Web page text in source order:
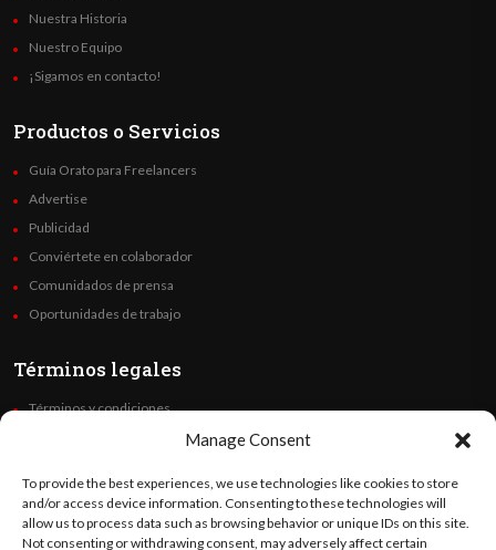
Manage Consent
To provide the best experiences, we use technologies like cookies to store
and/or access device information. Consenting to these technologies will
allow us to process data such as browsing behavior or unique IDs on this site.
Not consenting or withdrawing consent, may adversely affect certain
Nuestra Historia
Nuestro Equipo
¡Sigamos en contacto!
Productos o Servicios
Guía Orato para Freelancers
Advertise
Publicidad
Conviértete en colaborador
Comunidados de prensa
Oportunidades de trabajo
Términos legales
Términos y condiciones
Code of Ethics